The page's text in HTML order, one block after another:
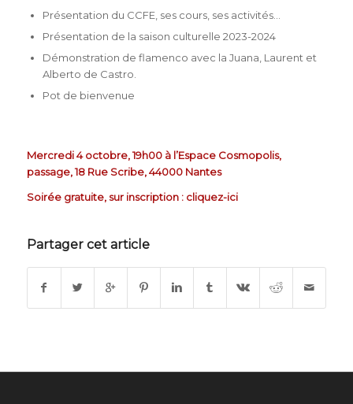
Présentation du CCFE, ses cours, ses activités…
Présentation de la saison culturelle 2023-2024
Démonstration de flamenco avec la Juana, Laurent et
Alberto de Castro.
Pot de bienvenue
Mercredi 4 octobre, 19h00 à l’Espace Cosmopolis,
passage, 18 Rue Scribe, 44000 Nantes
Soirée gratuite, sur inscription : cliquez-ici
Partager cet article